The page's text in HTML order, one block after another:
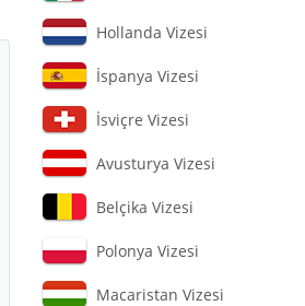
Hollanda Vizesi
İspanya Vizesi
İsviçre Vizesi
Avusturya Vizesi
Belçika Vizesi
Polonya Vizesi
Macaristan Vizesi